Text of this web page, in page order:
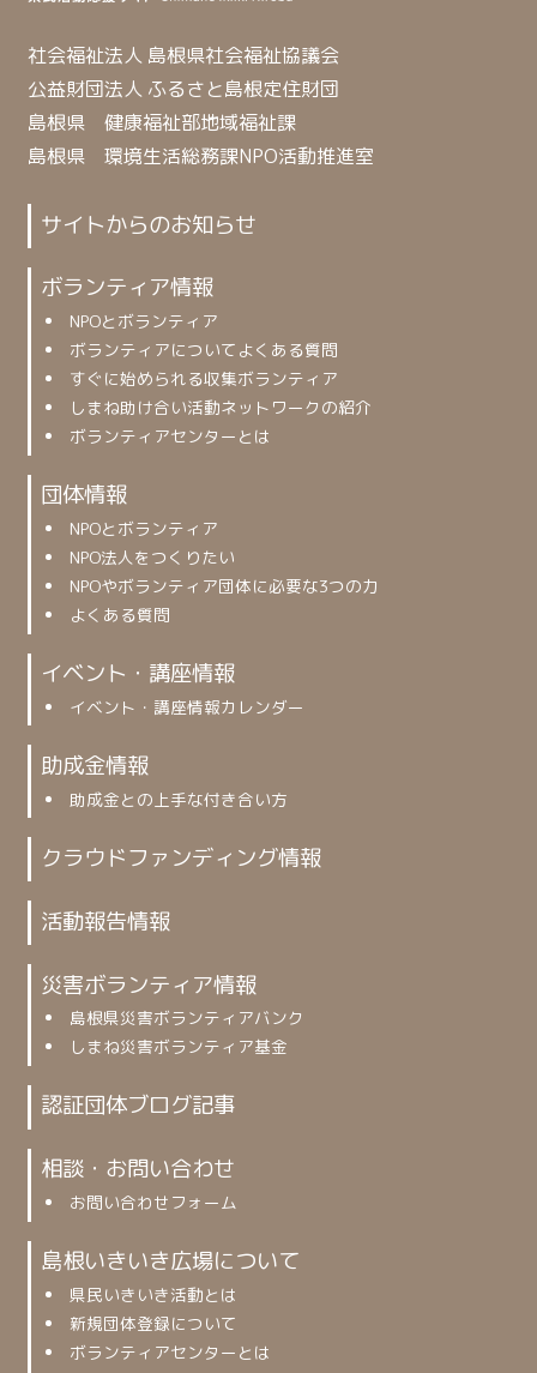
社会福祉法人 島根県社会福祉協議会
公益財団法人 ふるさと島根定住財団
島根県 健康福祉部地域福祉課
島根県 環境生活総務課NPO活動推進室
サイトからのお知らせ
ボランティア情報
NPOとボランティア
ボランティアについてよくある質問
すぐに始められる収集ボランティア
しまね助け合い活動ネットワークの紹介
ボランティアセンターとは
団体情報
NPOとボランティア
NPO法人をつくりたい
NPOやボランティア団体に必要な3つの力
よくある質問
イベント・講座情報
イベント・講座情報カレンダー
助成金情報
助成金との上手な付き合い方
クラウドファンディング情報
活動報告情報
災害ボランティア情報
島根県災害ボランティアバンク
しまね災害ボランティア基金
認証団体ブログ記事
相談・お問い合わせ
お問い合わせフォーム
島根いきいき広場について
県民いきいき活動とは
新規団体登録について
ボランティアセンターとは